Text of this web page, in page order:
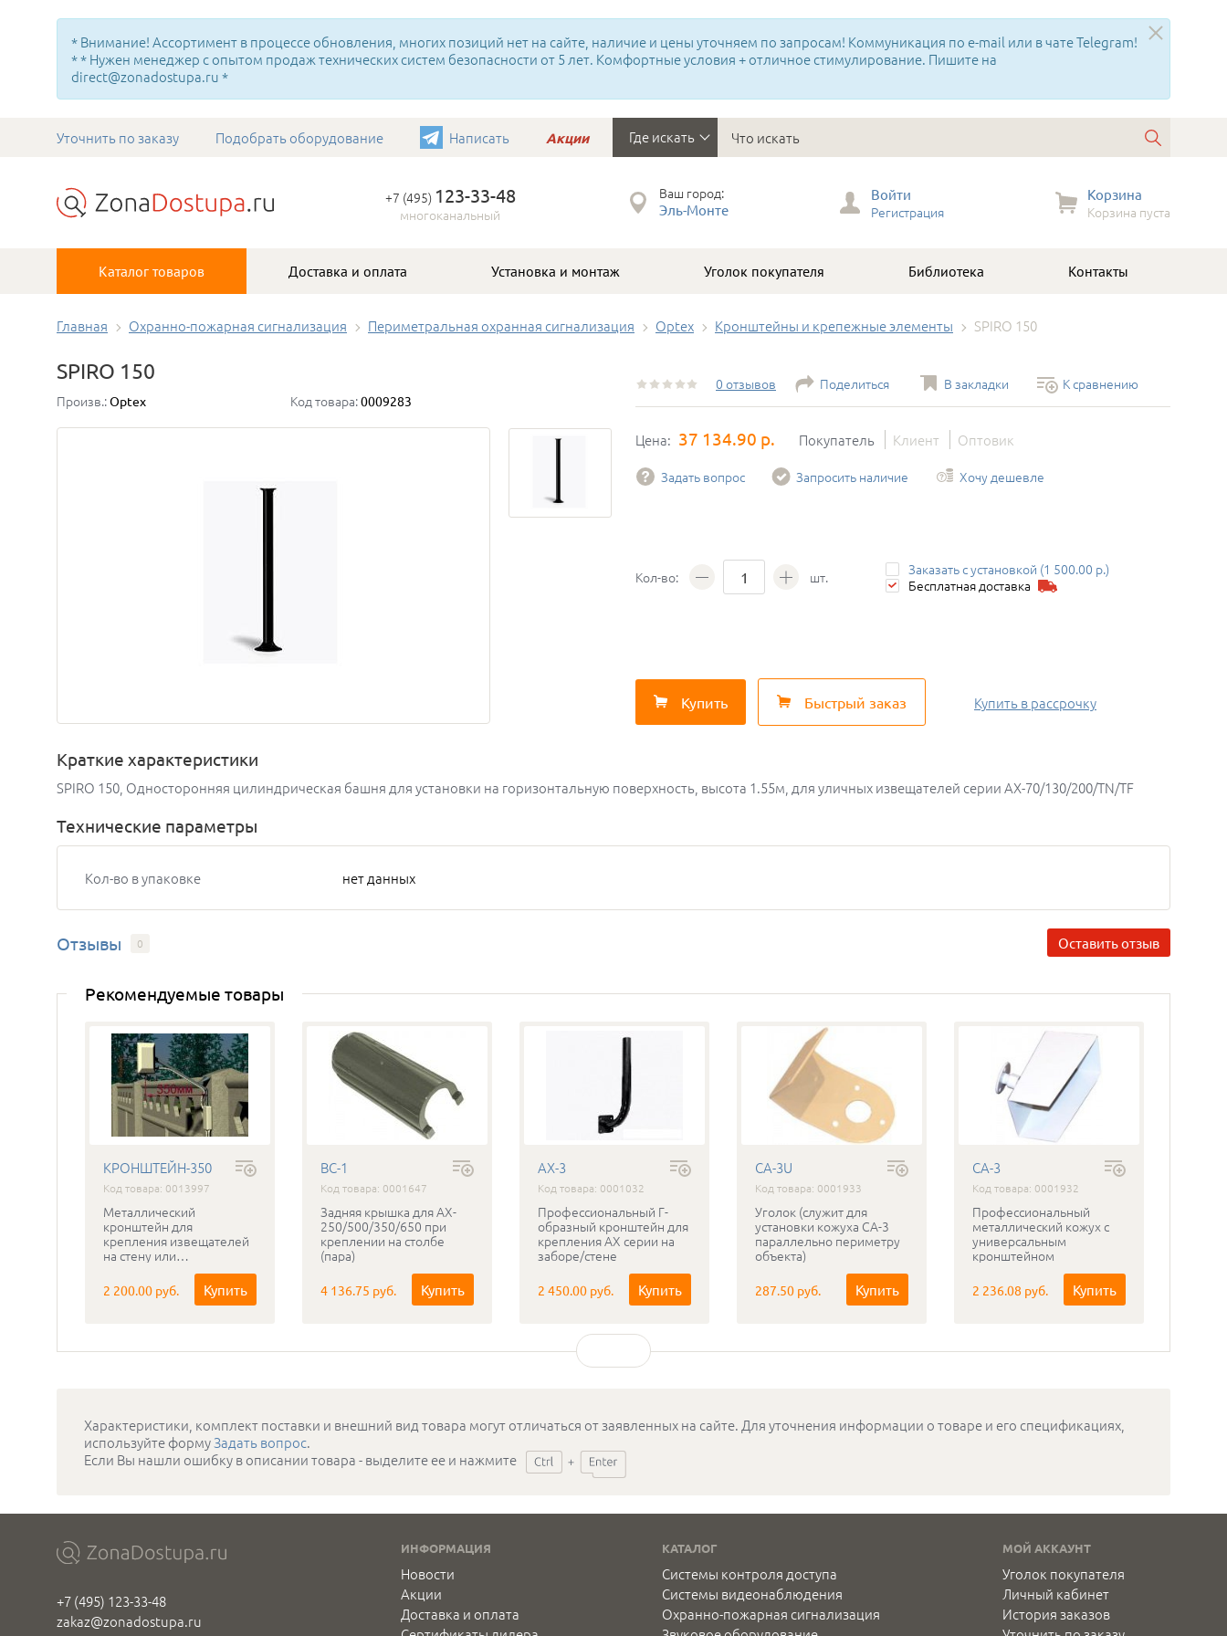
* Внимание! Ассортимент в процессе обновления, многих позиций нет на сайте, наличие и цены уточняем по запросам! Коммуникация по e-mail или в чате Telegram!
* * Нужен менеджер с опытом продаж технических систем безопасности от 5 лет. Комфортные условия + отличное стимулирование. Пишите на
direct@zonadostupa.ru *
Уточнить по заказу Подобрать оборудование Написать Акции Где искать
+7 (495) 123-33-48
многоканальный
Ваш город:
Эль-Монте
Войти
Регистрация
Корзина
Корзина пуста
Каталог товаров Доставка и оплата Установка и монтаж Уголок покупателя Библиотека Контакты
Главная Охранно-пожарная сигнализация Периметральная охранная сигнализация Optex Кронштейны и крепежные элементы SPIRO 150
SPIRO 150
Произв.:Optex Код товара:0009283
0 отзывов Поделиться В закладки К сравнению
Цена: 37 134.90 р. Покупатель Клиент Оптовик
Задать вопрос Запросить наличие Хочу дешевле
Кол-во: шт.
Заказать с установкой (1 500.00 р.)
Бесплатная доставка
Купить Быстрый заказ Купитьв рассрочку
Краткие характеристики
SPIRO 150, Односторонняя цилиндрическая башня для установки на горизонтальную поверхность, высота 1.55м, для уличных извещателей серии AX-70/130/200/TN/TF
Технические параметры
Кол-во в упаковке нет данных
Отзывы 0 Оставить отзыв
Рекомендуемые товары
КРОНШТЕЙН-350
Код товара: 0013997
Металлический
кронштейн для
крепления извещателей
на стену или
заграждение. Длина
выноса от стены 350мм.
2 200.00 руб. Купить
BC-1
Код товара: 0001647
Задняя крышка для AX-
250/500/350/650 при
креплении на столбе
(пара)
4 136.75 руб. Купить
AX-3
Код товара: 0001032
Профессиональный Г-
образный кронштейн для
крепления АХ серии на
заборе/стене
2 450.00 руб. Купить
CA-3U
Код товара: 0001933
Уголок (служит для
установки кожуха CA-3
параллельно периметру
объекта)
287.50 руб. Купить
CA-3
Код товара: 0001932
Профессиональный
металлический кожух с
универсальным
кронштейном
2 236.08 руб. Купить
Характеристики, комплект поставки и внешний вид товара могут отличаться от заявленных на сайте. Для уточнения информации о товаре и его спецификациях,
используйте формуЗадать вопрос.
Если Вы нашли ошибку в описании товара - выделите ее и нажмите
+7 (495) 123-33-48
zakaz@zonadostupa.ru
ИНФОРМАЦИЯ
Новости
Акции
Доставка и оплата
КАТАЛОГ
Системы контроля доступа
Системы видеонаблюдения
Охранно-пожарная сигнализация
МОЙ АККАУНТ
Уголок покупателя
Личный кабинет
История заказов